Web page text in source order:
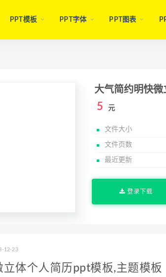
PPT模板 PPT字体 PPT图表
大气简约明快
5 元
文件大小
文件页数
最近更新
登录下载
12-23
立体个人简历ppt模板,主题模板